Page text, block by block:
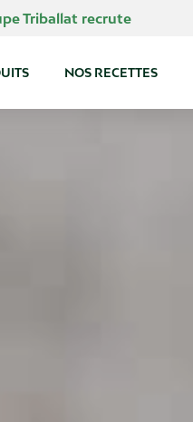
Triballat recrute
NOS RECETTES